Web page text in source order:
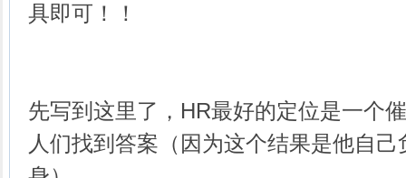
具即可！！
先写到这里了，HR最好的定位是一个
人们找到答案（因为这个结果是他自